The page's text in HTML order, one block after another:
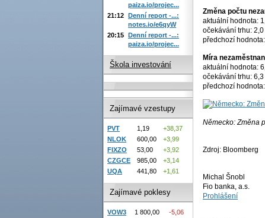
Změna počtu
aktuální hodnota:
očekávání trhu: 2,0
předchozí
Míra
aktuální hodnota:
očekávání trhu: 6,3
předchozí
Německo: Změna
Zdroj: Bloomberg
Michal Šnobl
Fio banka, a.s.
Prohlášení
paiza.io/projec...
21:12 Denní report -...:
notes.io/e6qyW
20:15 Denní report -...:
paiza.io/projec...
Škola investování
Zajímavé vzestupy
PVT 1,19
+38,37
NLOK
600,00
+3,99
FIXZO
53,00
+3,92
CZGCE
985,00
+3,14
UQA
441,80 +1,61
Zajímavé poklesy
VOW3 1 800,00
-5,06